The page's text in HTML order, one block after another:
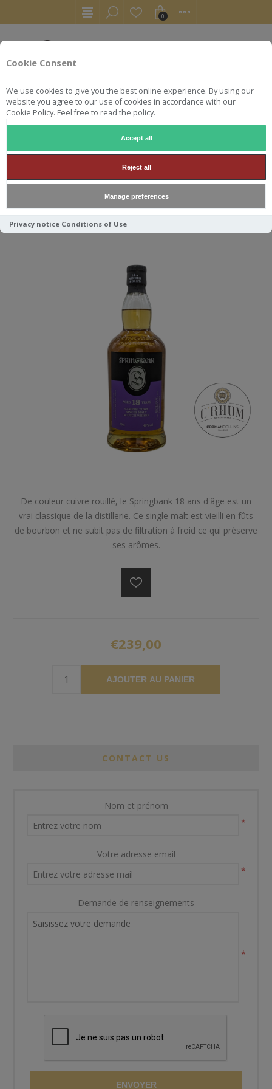
Cookie Consent
We use cookies to give you the best online experience. By using our
website you agree to our use of cookies in accordance with our
Cookie Policy. Feel free to read the policy.
Accept all
Reject all
Manage preferences
Privacy notice Conditions of Use
0
SPRINGBANK 18Y 70CL 46°
De couleur cuivre rouillé, le Springbank 18 ans d'âge est un
vrai classique de la distillerie. Ce single malt est vieilli en fûts
de bourbon et ne subit pas de filtration à froid ce qui préserve
ses arômes.
€239,00
AJOUTER AU PANIER
CONTACT US
Nom et prénom
*
Votre adresse email
*
Demande de renseignements
*
ENVOYER